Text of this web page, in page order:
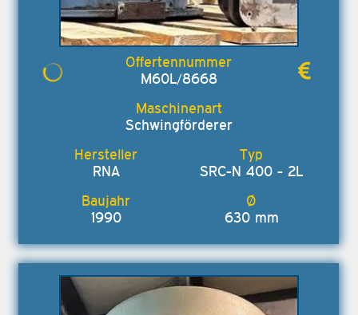
M60L/8668
Schwingförderer
RNA SRC-N 400 - 2L
1990 630 mm